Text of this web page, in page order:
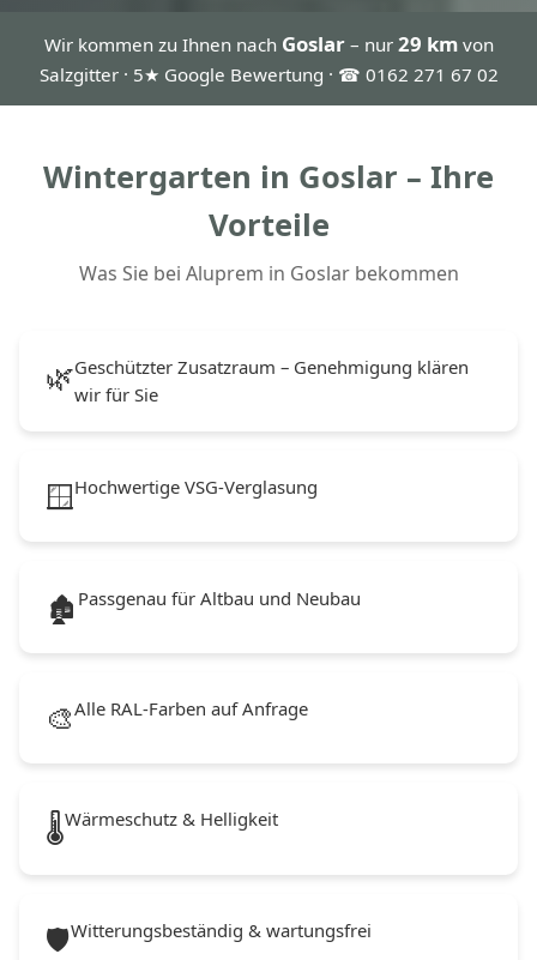
Wir kommen zu Ihnen nach Goslar– nur 29 kmvon
Salzgitter · 5★ Google Bewertung · ☎ 0162 271 67 02
Wintergarten in Goslar – Ihre
Vorteile
Was Sie bei Aluprem in Goslar bekommen
🌿Geschützter Zusatzraum – Genehmigung klären
wir für Sie
🪟Hochwertige VSG-Verglasung
🏚️ Passgenau für Altbau und Neubau
🎨Alle RAL-Farben auf Anfrage
🌡️Wärmeschutz & Helligkeit
🛡️Witterungsbeständig & wartungsfrei